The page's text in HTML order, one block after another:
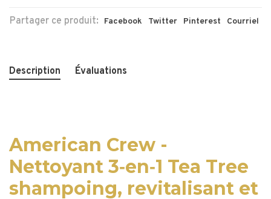
Partager ce produit: Facebook Twitter Pinterest Courriel
Description Évaluations
American Crew -
Nettoyant 3‑en‑1 Tea Tree
shampoing, revitalisant et